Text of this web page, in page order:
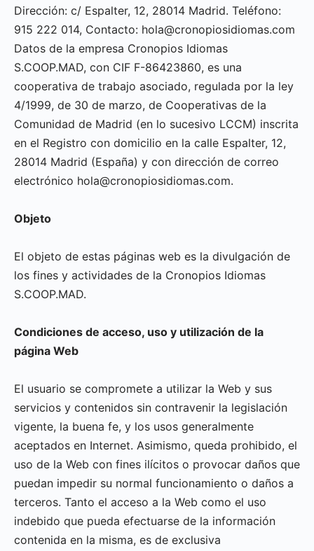
Dirección: c/ Espalter, 12, 28014 Madrid. Teléfono:
915 222 014, Contacto: hola@cronopiosidiomas.com
Datos de la empresa Cronopios Idiomas
S.COOP.MAD, con CIF F-86423860, es una
cooperativa de trabajo asociado, regulada por la ley
4/1999, de 30 de marzo, de Cooperativas de la
Comunidad de Madrid (en lo sucesivo LCCM) inscrita
en el Registro con domicilio en la calle Espalter, 12,
28014 Madrid (España) y con dirección de correo
electrónico hola@cronopiosidiomas.com.
Objeto
El objeto de estas páginas web es la divulgación de
los fines y actividades de la Cronopios Idiomas
S.COOP.MAD.
Condiciones de acceso, uso y utilización de la
página Web
El usuario se compromete a utilizar la Web y sus
servicios y contenidos sin contravenir la legislación
vigente, la buena fe, y los usos generalmente
aceptados en Internet. Asimismo, queda prohibido, el
uso de la Web con fines ilícitos o provocar daños que
puedan impedir su normal funcionamiento o daños a
terceros. Tanto el acceso a la Web como el uso
indebido que pueda efectuarse de la información
contenida en la misma, es de exclusiva